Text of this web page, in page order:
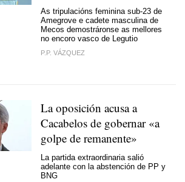
As tripulacións feminina sub-23 de
Amegrove e cadete masculina de
Mecos demostráronse as mellores
no encoro vasco de Legutio
P.P. VÁZQUEZ
La oposición acusa a
Cacabelos de gobernar «a
golpe de remanente»
La partida extraordinaria salió
adelante con la abstención de PP y
BNG